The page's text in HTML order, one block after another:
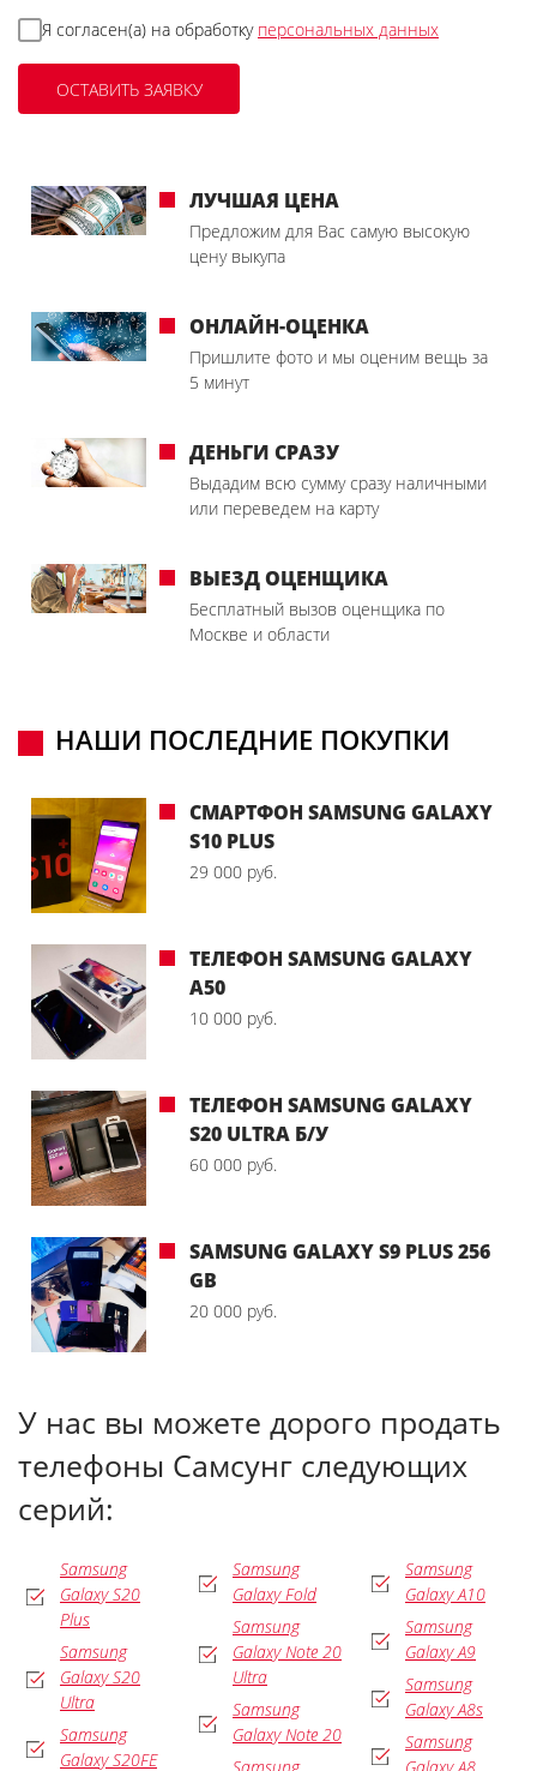
Я согласен(а) на обработку персональных данных
ЛУЧШАЯ ЦЕНА
Предложим для Вас самую высокую
цену выкупа
ОНЛАЙН-ОЦЕНКА
Пришлите фото и мы оценим вещь за
5 минут
ДЕНЬГИ СРАЗУ
Выдадим всю сумму сразу наличными
или переведем на карту
ВЫЕЗД ОЦЕНЩИКА
Бесплатный вызов оценщика по
Москве и области
НАШИ ПОСЛЕДНИЕ ПОКУПКИ
СМАРТФОН SAMSUNG GALAXY
S10 PLUS
29 000 руб.
ТЕЛЕФОН SAMSUNG GALAXY
A50
10 000 руб.
ТЕЛЕФОН SAMSUNG GALAXY
S20 ULTRA Б/У
60 000 руб.
SAMSUNG GALAXY S9 PLUS 256
GB
20 000 руб.
У нас вы можете дорого продать
телефоны Самсунг следующих
серий:
Samsung
Galaxy S20
Plus
Samsung
Galaxy S20
Ultra
Samsung
Galaxy S20FE
Samsung
Galaxy Fold
Samsung
Galaxy Note 20
Ultra
Samsung
Galaxy Note 20
Samsung
Galaxy A10
Samsung
Galaxy A9
Samsung
Galaxy A8s
Samsung